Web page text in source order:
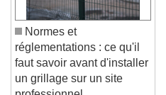
Normes et
réglementations : ce qu'il
faut savoir avant d'installer
un grillage sur un site